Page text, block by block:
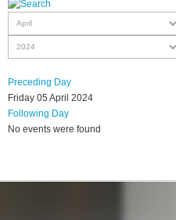
Preceding Day
Friday 05 April 2024
Following Day
No events were found